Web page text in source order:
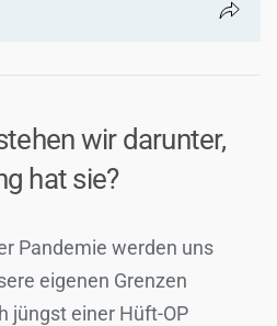
wir darunter,
hat sie?
Pandemie werden uns
eigenen Grenzen
jüngst einer Hüft-OP